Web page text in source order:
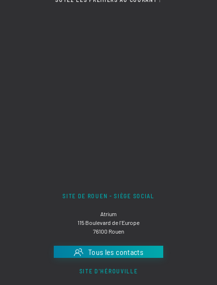
SITE DE ROUEN - SIÈGE SOCIAL
Atrium
115 Boulevard de l'Europe
76100 Rouen
Tous les contacts
SITE D'HÉROUVILLE